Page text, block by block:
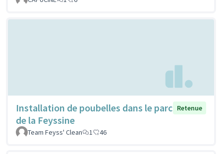
Installation de poubelles dans le parc
de la Feyssine
Retenue
Team Feyss' Clean 1 46